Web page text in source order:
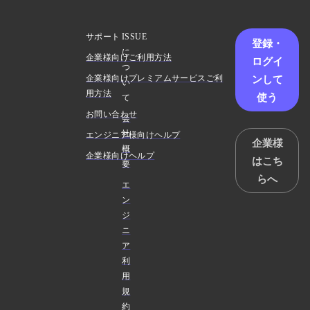
ISSUE
に
つ
い
て
会
社
概
要
エ
ン
ジ
ニ
ア
利
用
規
約
サポート
企業様向けご利用方法
企業様向けプレミアムサービスご利
用方法
お問い合わせ
エンジニア様向けヘルプ
企業様向けヘルプ
登録・
ログイ
ンして
使う
企業様
はこち
らへ